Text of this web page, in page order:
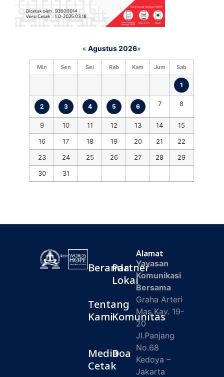
« Agustus 2026»
Min Sen Sel Rab Kam Jum Sab
1
2 3 4 5 6 7 8
9 10 11 12 13 14
15
16
17 18 19 20 21
22
23
24 25 26 27 28
29
30
31
Beranda
Tentang
Kami
Media
Cetak
Partner
Lokal
Komunitas
Doa
Alamat
Yayasan
Komunikasi
Bersama
Graha Arteri
Mas Kav. 19-
20
Jl.Panjang
No.68
Kedoya –
Jakarta